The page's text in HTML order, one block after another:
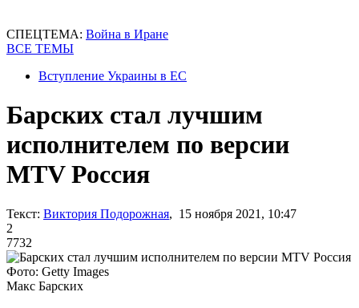
СПЕЦТЕМА: Война в Иране
ВСЕ ТЕМЫ
Вступление Украины в ЕС
Барских стал лучшим
исполнителем по версии
MTV Россия
Текст: Виктория Подорожная, 15 ноября 2021, 10:47
2
7732
Фото: Getty Images
Макс Барских